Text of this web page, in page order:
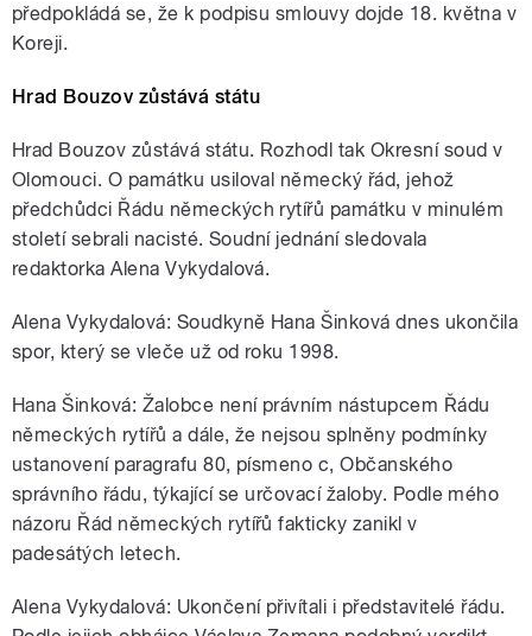
předpokládá se, že k podpisu smlouvy dojde 18. května v
Koreji.
Hrad Bouzov zůstává státu
Hrad Bouzov zůstává státu. Rozhodl tak Okresní soud v
Olomouci. O památku usiloval německý řád, jehož
předchůdci Řádu německých rytířů památku v minulém
století sebrali nacisté. Soudní jednání sledovala
redaktorka Alena Vykydalová.
Alena Vykydalová: Soudkyně Hana Šinková dnes ukončila
spor, který se vleče už od roku 1998.
Hana Šinková: Žalobce není právním nástupcem Řádu
německých rytířů a dále, že nejsou splněny podmínky
ustanovení paragrafu 80, písmeno c, Občanského
správního řádu, týkající se určovací žaloby. Podle mého
názoru Řád německých rytířů fakticky zanikl v
padesátých letech.
Alena Vykydalová: Ukončení přivítali i představitelé řádu.